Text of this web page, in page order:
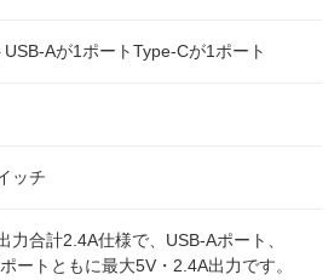
Aが1ポートType-Cが1ポート
ッチ
力合計2.4A仕様で、USB-Aポート、
ートともに最大5V・2.4A出力です。